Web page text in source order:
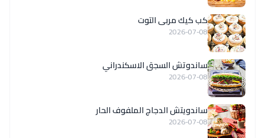
كب كيك مربى التوت
2026-07-08
ساندوتش السجق الاسكندراني
2026-07-08
ساندويتش الدجاج الملفوف الحار
2026-07-08